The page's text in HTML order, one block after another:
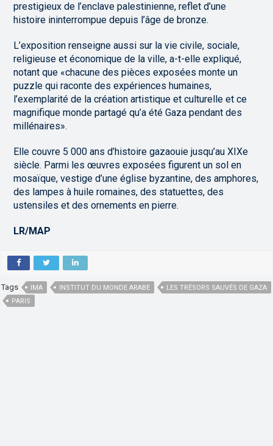
prestigieux de l’enclave palestinienne, reflet d’une
histoire ininterrompue depuis l’âge de bronze.
L’exposition renseigne aussi sur la vie civile, sociale,
religieuse et économique de la ville, a-t-elle expliqué,
notant que «chacune des pièces exposées monte un
puzzle qui raconte des expériences humaines,
l’exemplarité de la création artistique et culturelle et ce
magnifique monde partagé qu’a été Gaza pendant des
millénaires».
Elle couvre 5 000 ans d’histoire gazaouie jusqu’au XIXe
siècle. Parmi les œuvres exposées figurent un sol en
mosaïque, vestige d’une église byzantine, des amphores,
des lampes à huile romaines, des statuettes, des
ustensiles et des ornements en pierre.
LR/MAP
Tags IMA INSTITUT DU MONDE ARABE
LES TRÉSORS SAUVÉS DE GAZA
PARIS